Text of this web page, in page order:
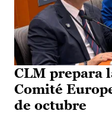
CLM prepara
Comité
de octubre